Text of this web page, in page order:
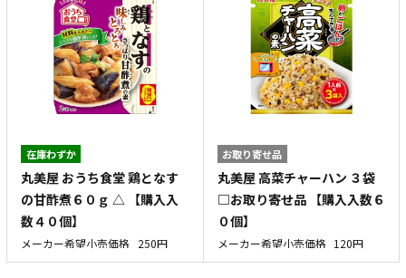
在庫わずか
丸美屋 おうち食堂 鶏となす
の甘酢煮６０ｇ △ 【購入入
数４０個】
メーカー希望小売価格 250円
お取り寄せ品
丸美屋 高菜チャーハン ３袋
□お取り寄せ品 【購入入数６
０個】
メーカー希望小売価格 120円